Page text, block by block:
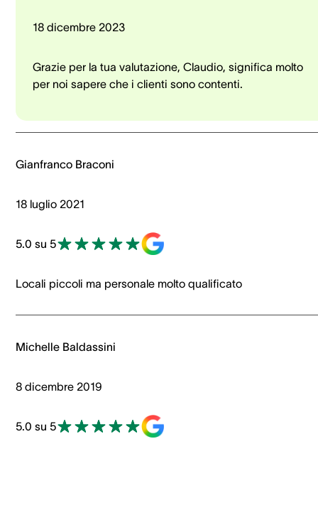
18 dicembre 2023
Grazie per la tua valutazione, Claudio, significa molto
per noi sapere che i clienti sono contenti.
Gianfranco Braconi
18 luglio 2021
5.0 su 5
Locali piccoli ma personale molto qualificato
Michelle Baldassini
8 dicembre 2019
5.0 su 5